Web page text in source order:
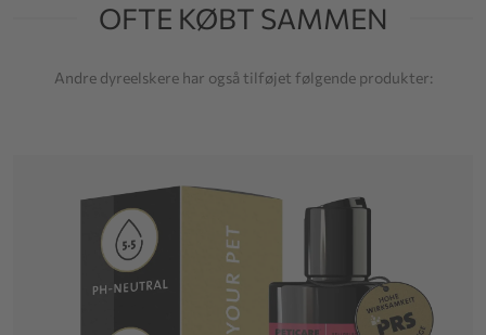
OFTE KØBT SAMMEN
Andre dyreelskere har også tilføjet følgende produkter: